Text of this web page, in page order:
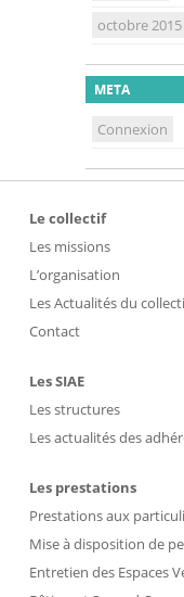
octobre 2015
META
Connexion
Le collectif
Les missions
L’organisation
Les Actualités du
Contact
Les SIAE
Les structures
Les actualités des
Les prestations
Prestations aux
Mise à disposition de
Entretien des Espaces